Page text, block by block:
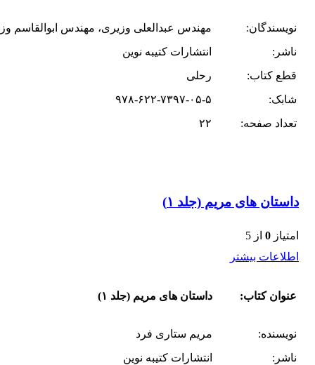
نویسندگان:
مهندس عبدالعلی وزیری، مهندس ابوالقاسم
ناشر:
انتشارات کتیبه نوین
قطع کتاب:
رحلی
شابک:
۹۷۸-۶۲۲-۷۳۹۷-۰۵-۵
تعداد صفحه:
۲۲
داستان های مریم (جلد ۱)
امتیاز 0 از 5
اطلاعات بیشتر
عنوان کتاب: داستان های مریم (جلد ۱)
نویسنده:
مریم ستاری فرد
ناشر:
انتشارات کتیبه نوین